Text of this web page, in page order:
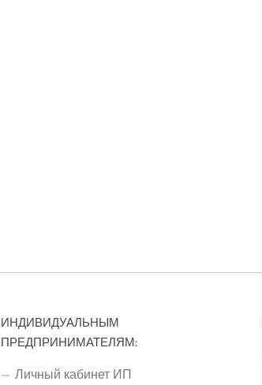
ИНДИВИДУАЛЬНЫМ
ПРЕДПРИНИМАТЕЛЯМ:
Личный кабинет ИП